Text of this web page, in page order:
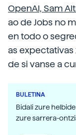
OpenAI, Sam
ao de Jobs no
en todo o
as
de si vanse a
BULETINA
Bidali zure
zure sarrera-